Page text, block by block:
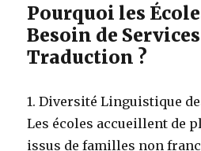
Pourquoi les
Besoin de
Traduction ?
1. Diversité Linguistique
Les écoles accueillent de
issus de familles non